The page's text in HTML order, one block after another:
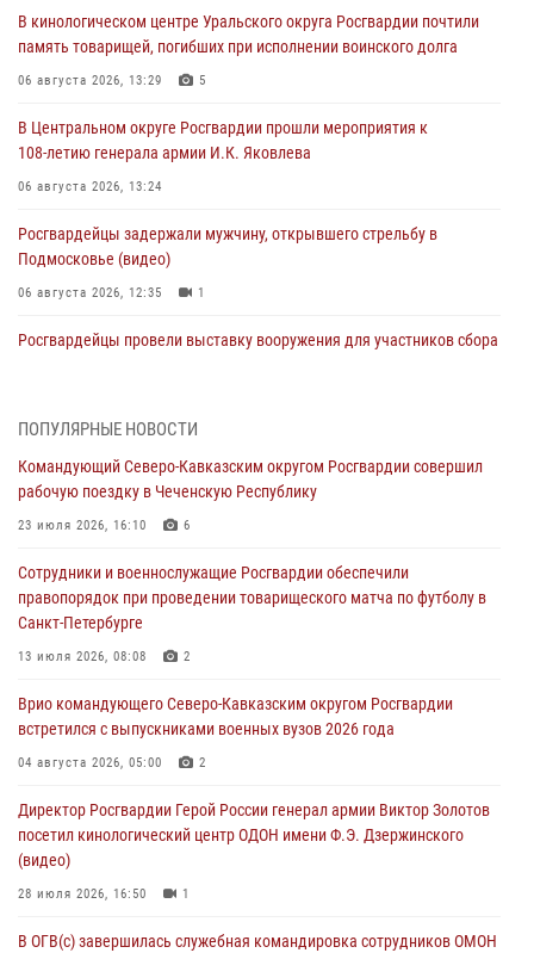
В кинологическом центре Уральского округа Росгвардии почтили
память товарищей, погибших при исполнении воинского долга
06 августа 2026, 13:29 5
В Центральном округе Росгвардии прошли мероприятия к
108‑летию генерала армии И.К. Яковлева
06 августа 2026, 13:24
Росгвардейцы задержали мужчину, открывшего стрельбу в
Подмосковье (видео)
06 августа 2026, 12:35 1
Росгвардейцы провели выставку вооружения для участников сбора
второй годовщине вторжения ВСУ на территорию области
06 августа 2026, 11:56
угрожавшего подростку травматическим пистолетом
06 августа 2026, 11:33 1
В Зауралье при содействии СОБР Росгвардии ликвидирована
06 августа 2026, 11:27
В Москве росгвардейцы задержали троих мужчин, устроивших
06 августа 2026, 11:20 1
ПОПУЛЯРНЫЕ НОВОСТИ
Командующий Северо-Кавказским округом Росгвардии совершил
рабочую поездку в Чеченскую Республику
23 июля 2026, 16:10 6
Сотрудники и военнослужащие Росгвардии обеспечили
правопорядок при проведении товарищеского матча по футболу в
Санкт-Петербурге
13 июля 2026, 08:08 2
Врио командующего Северо-Кавказским округом Росгвардии
встретился с выпускниками военных вузов 2026 года
04 августа 2026, 05:00 2
Директор Росгвардии Герой России генерал армии Виктор Золотов
посетил кинологический центр ОДОН имени Ф.Э. Дзержинского
(видео)
28 июля 2026, 16:50 1
В ОГВ(с) завершилась служебная командировка сотрудников ОМОН